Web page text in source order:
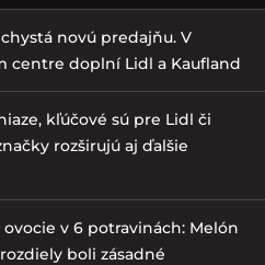
novú predajňu. V
centre doplní Lidl a Kaufland
kľúčové sú pre Lidl či
rozširujú aj ďalšie
v 6 potravinách: Melón
boli zásadné